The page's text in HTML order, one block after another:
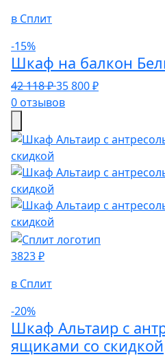
в Сплит
-15%
Шкаф на балкон
42 118 ₽35 800 ₽
0 отзывов
3823 ₽
в Сплит
-20%
Шкаф Альтаир с
ящиками со скидкой